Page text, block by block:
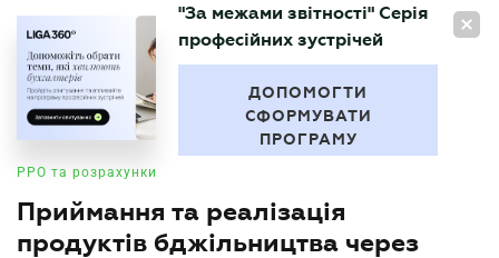
UA
БУХГАЛТЕР
"За межами звітності" Серія
професійних зустрічей
ДОПОМОГТИ
СФОРМУВАТИ
ПРОГРАМУ
РРО та розрахунки
Приймання та реалізація
продуктів бджільництва через